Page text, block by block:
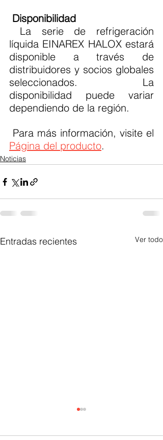
Disponibilidad
líquida EINAREX HALOX estará
disponible a través de
distribuidores y socios globales
seleccionados. La
disponibilidad puede variar
dependiendo de la región.
Página del producto.
Noticias
Entradas recientes Ver todo